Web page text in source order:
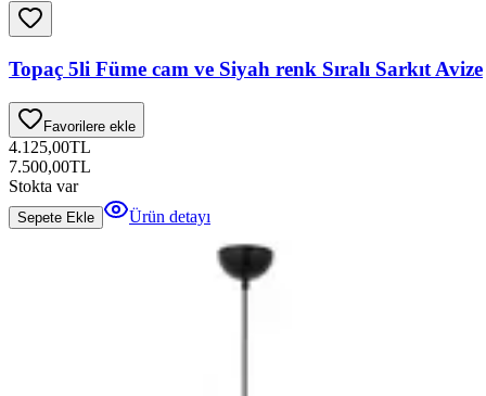
Topaç 5li Füme cam ve Siyah renk Sıralı Sarkıt Avize
Favorilere ekle
4.125,00TL
7.500,00TL
Stokta var
Sepete Ekle Ürün detayı